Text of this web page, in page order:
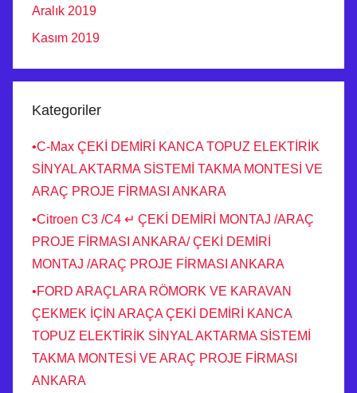
Aralık 2019
Kasım 2019
Kategoriler
•C-Max ÇEKİ DEMİRİ KANCA TOPUZ ELEKTİRİK
SİNYAL AKTARMA SİSTEMİ TAKMA MONTESİ VE
ARAÇ PROJE FİRMASI ANKARA
•Citroen C3 /C4 ↵ ÇEKİ DEMİRİ MONTAJ /ARAÇ
PROJE FİRMASI ANKARA/ ÇEKİ DEMİRİ
MONTAJ /ARAÇ PROJE FİRMASI ANKARA
•FORD ARAÇLARA RÖMORK VE KARAVAN
ÇEKMEK İÇİN ARAÇA ÇEKİ DEMİRİ KANCA
TOPUZ ELEKTİRİK SİNYAL AKTARMA SİSTEMİ
TAKMA MONTESİ VE ARAÇ PROJE FİRMASI
ANKARA